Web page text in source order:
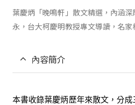
葉慶炳「晚鳴軒」散文精選，內涵
永，台大柯慶明教授專文導讀，名家
內容簡介
本書收錄葉慶炳歷年來散文，分